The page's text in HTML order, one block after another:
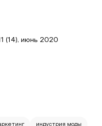
(14), июнь 2020
индустрия моды